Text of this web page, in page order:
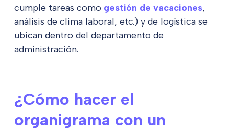
cumple tareas como gestión de vacaciones,
análisis de clima laboral, etc.) y de logística se
ubican dentro del departamento de
administración.
¿Cómo hacer el
organigrama con un